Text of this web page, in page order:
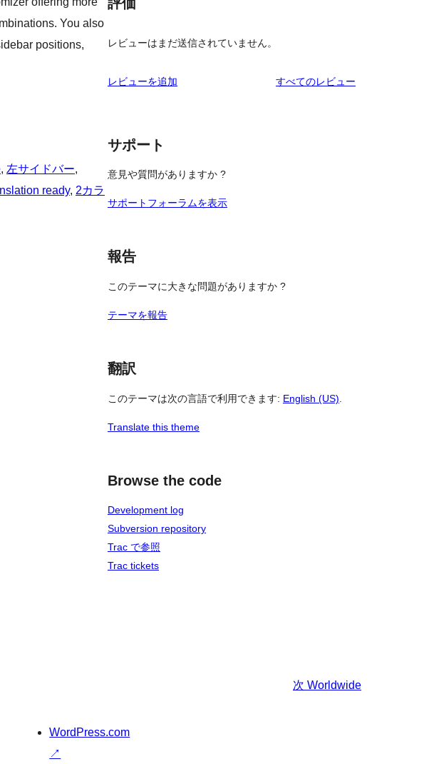
You also
positions,
, 左サイドバー
ready, 2カラ
レビューはまだ送信されていません。
レビューを追加 すべてのレビュー
サポート
意見や質問がありますか ?
サポートフォーラムを表示
報告
このテーマに大きな問題がありますか ?
テーマを報告
翻訳
このテーマは次の言語で利用できます: English (US)
Translate this theme
Browse the code
Development log
Subversion repository
Trac で参照
Trac tickets
次 Worldwide
WordPress.com
↗